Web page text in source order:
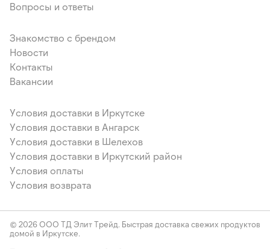
Вопросы и ответы
Знакомство с брендом
Новости
Контакты
Вакансии
Условия доставки в Иркутске
Условия доставки в Ангарск
Условия доставки в Шелехов
Условия доставки в Иркутский район
Условия оплаты
Условия возврата
© 2026 ООО ТД Элит Трейд. Быстрая доставка свежих продуктов
домой в Иркутске.